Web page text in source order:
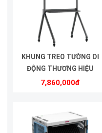
KHUNG TREO TƯỜNG DI
ĐỘNG THƯƠNG HIỆU
HEUTE | MODEL HE8610
7,860,000đ